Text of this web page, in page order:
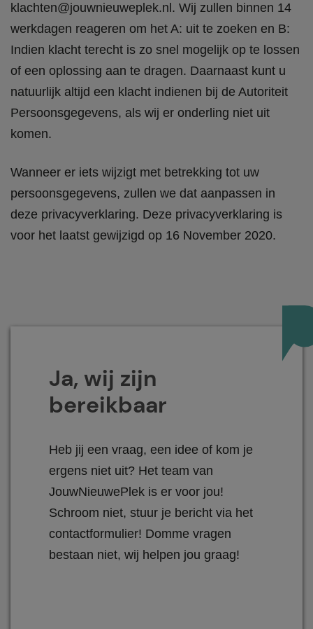
klachten@jouwnieuweplek.nl. Wij zullen binnen 14
werkdagen reageren om het A: uit te zoeken en B:
Indien klacht terecht is zo snel mogelijk op te lossen
of een oplossing aan te dragen. Daarnaast kunt u
natuurlijk altijd een klacht indienen bij de Autoriteit
Persoonsgegevens, als wij er onderling niet uit
komen.
Wanneer er iets wijzigt met betrekking tot uw
persoonsgegevens, zullen we dat aanpassen in
deze privacyverklaring. Deze privacyverklaring is
voor het laatst gewijzigd op 16 November 2020.
Ja, wij zijn
bereikbaar
Heb jij een vraag, een idee of kom je
ergens niet uit? Het team van
JouwNieuwePlek is er voor jou!
Schroom niet, stuur je bericht via het
contactformulier! Domme vragen
bestaan niet, wij helpen jou graag!